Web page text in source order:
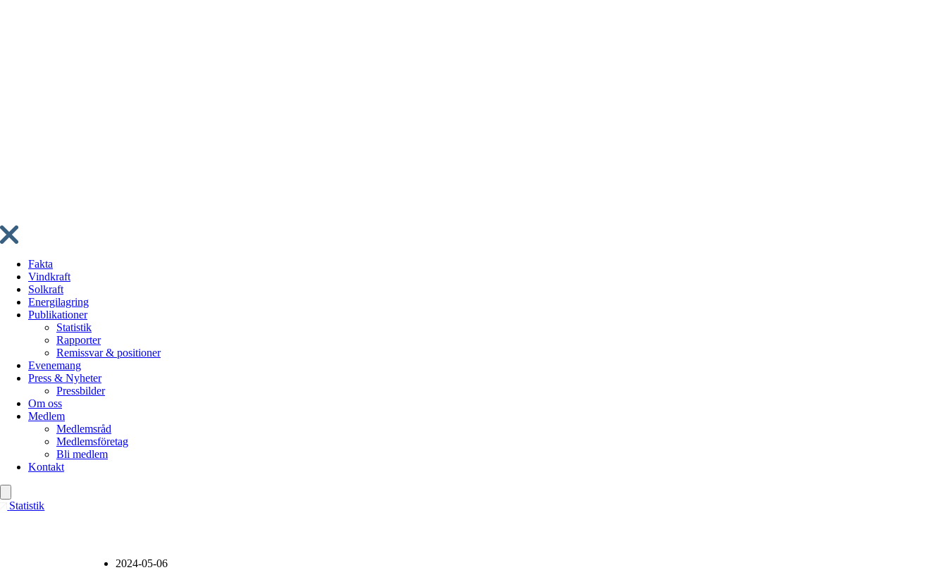
Fakta
Vindkraft
Solkraft
Energilagring
Publikationer
Statistik
Rapporter
Remissvar & positioner
Evenemang
Press & Nyheter
Pressbilder
Om oss
Medlem
Medlemsråd
Medlemsföretag
Bli medlem
Kontakt
Statistik
2024-05-06